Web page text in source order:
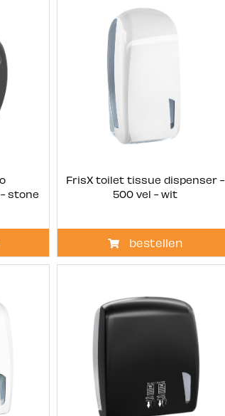
stone
FrisX toilet tissue dispenser -
500 vel - wit
bestellen